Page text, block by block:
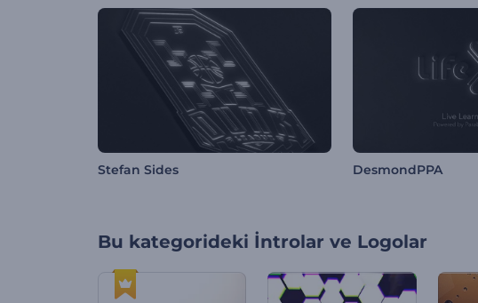
Stefan Sides DesmondPPA
Bu kategorideki İntrolar ve Logolar